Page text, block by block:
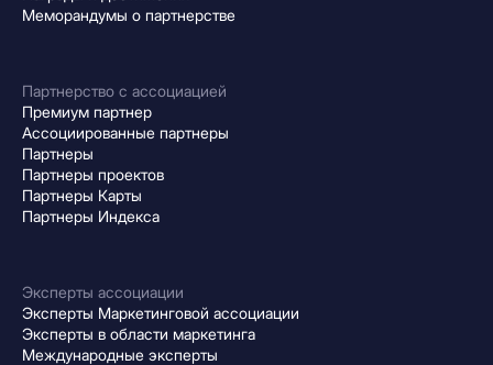
Меморандумы о партнерстве
Партнерство с ассоциацией
Премиум партнер
Ассоциированные партнеры
Партнеры
Партнеры проектов
Партнеры Карты
Партнеры Индекса
Эксперты ассоциации
Эксперты Маркетинговой ассоциации
Эксперты в области маркетинга
Международные эксперты